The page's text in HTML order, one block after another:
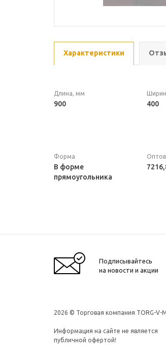
Характеристики
Длина, мм
900 400
Форма
В форме
прямоугольника
Подписывайтесь
на новости и акции
2026 © Торговая компания TORG-V-
Информация на сайте не является
публичной офертой!